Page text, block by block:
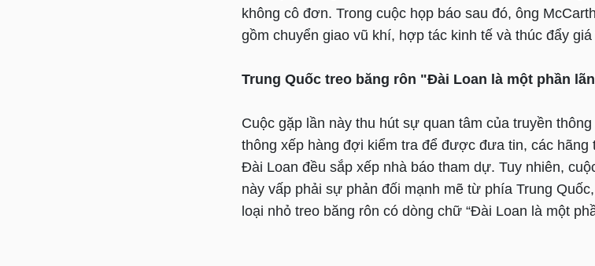
không cô đơn. Trong cuộc họp báo sau đó, ông
gồm chuyển giao vũ khí, hợp tác kinh tế và thúc đẩy giá
Trung Quốc treo băng rôn "Đài Loan là một phần
Cuộc gặp lần này thu hút sự quan tâm của truyền
thông xếp hàng đợi kiểm tra để được đưa tin, các hãng
Đài Loan đều sắp xếp nhà báo tham dự. Tuy nhiên,
này vấp phải sự phản đối mạnh mẽ từ phía Trung
loại nhỏ treo băng rôn có dòng chữ “Đài Loan là một